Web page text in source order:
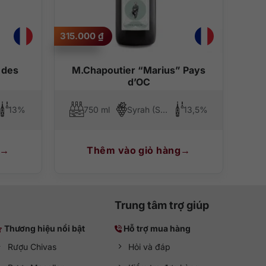
lạnh. Ngâm nó trong xô đá khoảng 30 phút hoặc
như phô mai, thịt xông khói, xúc xích nóng,… cũng rất
₫.
13%
M.Chapoutier “Marius” Pays
d’OC
315.000 ₫
750 ml Syrah (Shiraz), Grenache 13,5%
Thêm vào giỏ hàng
Thương hiệu nổi bật
Rượu Chivas
Trung tâm trợ giúp
Hỗ trợ mua hàng
Hỏi và đáp